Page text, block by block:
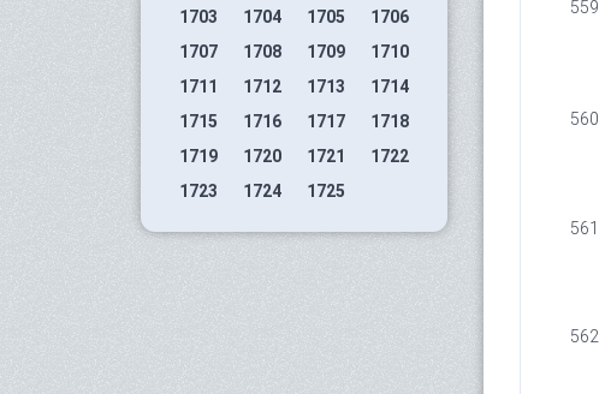
1703
1704 1705
1706
1707
1708 1709
1710
1711
1712 1713
1714
1715
1716 1717
1718
1719
1720 1721
1722
1723
1724 1725
559
560
561
562